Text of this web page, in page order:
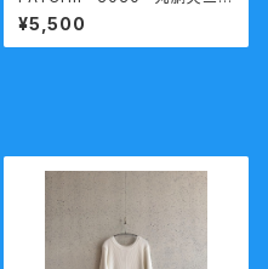
分袖Ｔシャツ カーキ XXL 熟成
コットン 今城メリヤス
¥5,500